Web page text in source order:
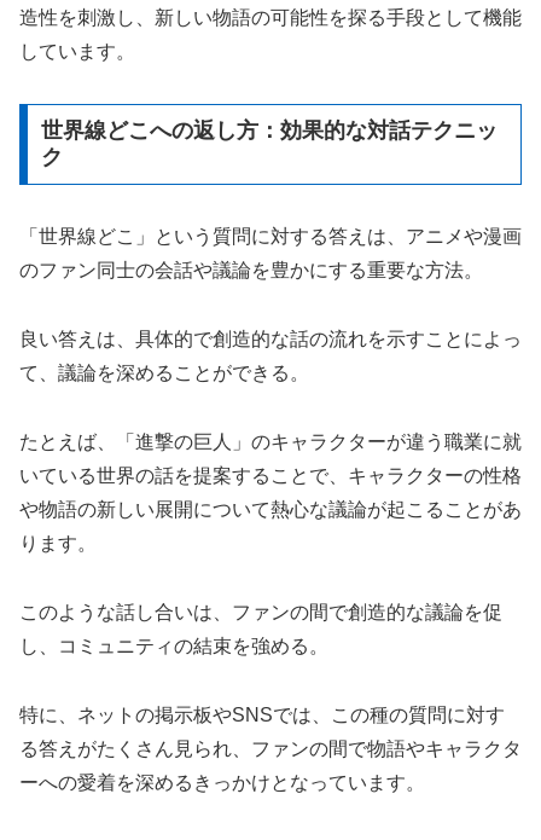
造性を刺激し、新しい物語の可能性を探る手段として機能
しています。
世界線どこへの返し方：効果的な対話テクニッ
ク
「世界線どこ」という質問に対する答えは、アニメや漫画
のファン同士の会話や議論を豊かにする重要な方法。
良い答えは、具体的で創造的な話の流れを示すことによっ
て、議論を深めることができる。
たとえば、「進撃の巨人」のキャラクターが違う職業に就
いている世界の話を提案することで、キャラクターの性格
や物語の新しい展開について熱心な議論が起こることがあ
ります。
このような話し合いは、ファンの間で創造的な議論を促
し、コミュニティの結束を強める。
特に、ネットの掲示板やSNSでは、この種の質問に対す
る答えがたくさん見られ、ファンの間で物語やキャラクタ
ーへの愛着を深めるきっかけとなっています。